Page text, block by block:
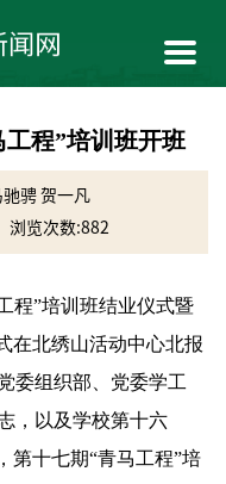
工程”培训班开班
骋 贺一凡
浏览次数:882
程”培训班结业仪式暨
在北绣山活动中心北报
委组织部、党委学工
，以及学校第十六
第十七期“青马工程”培